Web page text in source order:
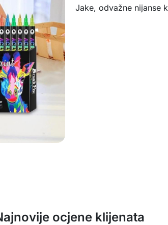
Jake, odvažne nijanse
ocjene klijenata